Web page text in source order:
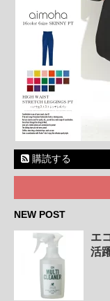
購読する
NEW POST
エ
活